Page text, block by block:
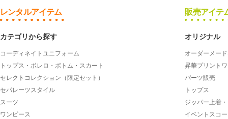
レンタルアイテム
カテゴリから探す
コーディネイトユニフォーム
トップス・ボレロ・ボトム・スカート
セレクトコレクション（限定セット）
セパレーツスタイル
スーツ
ワンピース
販売アイテ
オリジナル
オーダーメー
昇華プリント
パーツ販売
トップス
ジッパー上着
イベントスコ